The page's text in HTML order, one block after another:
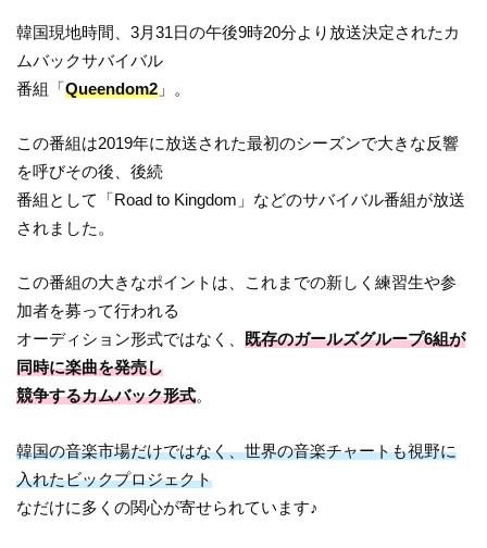
韓国現地時間、3月31日の午後9時20分より放送決定されたカ
ムバックサバイバル
番組「Queendom2 」。
この番組は2019年に放送された最初のシーズンで大きな反響
を呼びその後、後続
番組として「Road to Kingdom」などのサバイバル番組が放送
されました。
この番組の大きなポイントは、これまでの新しく練習生や参
加者を募って行われる
オーディション形式ではなく、既存のガールズグループ6組が
同時に楽曲を発売し
競争するカムバック形式。
韓国の音楽市場だけではなく、世界の音楽チャートも視野に
入れたビックプロジェクト
なだけに多くの関心が寄せられています♪